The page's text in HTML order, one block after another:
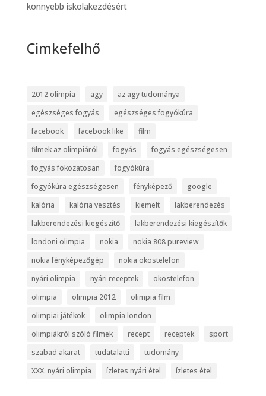
könnyebb iskolakezdésért
Cimkefelhő
2012 olimpia agy
az agy tudománya
egészséges fogyás
egészséges fogyókúra
facebook
facebook like
film
filmek az olimpiáról
fogyás
fogyás egészségesen
fogyás fokozatosan
fogyókúra
fogyókúra egészségesen
fényképező
google
kalória
kalória vesztés kiemelt
lakberendezés
lakberendezési kiegészítő
lakberendezési kiegészítők
londoni olimpia
nokia
nokia 808 pureview
nokia fényképezőgép
nokia okostelefon
nyári olimpia
nyári receptek
okostelefon
olimpia
olimpia 2012
olimpia film
olimpiai játékok
olimpia london
olimpiákról szóló filmek
recept receptek
sport
szabad akarat
tudatalatti
tudomány
XXX. nyári olimpia
ízletes nyári étel ízletes étel